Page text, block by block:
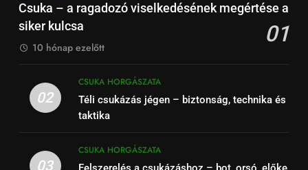
Csuka – a ragadozó viselkedésének megértése a
siker kulcsa
01
10 hónap ezelőtt
02
CSUKA HORGÁSZATA
Téli csukázás jégen – biztonság, technika és
taktika
03
CSUKA HORGÁSZATA